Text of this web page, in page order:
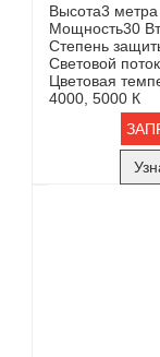
Высота3 метра
Мощность30 Вт
Степень
Световой поток
Цветовая
4000, 5000 К